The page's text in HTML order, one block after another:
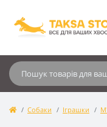
Собаки Іграшки